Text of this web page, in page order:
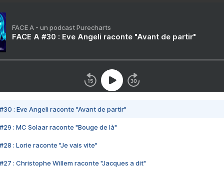
FACE A - un podcast Purecharts
FACE A #30 : Eve Angeli raconte "Avant de partir"
#30 : Eve Angeli raconte "Avant de partir"
#29 : MC Solaar raconte "Bouge de là"
#28 : Lorie raconte "Je vais vite"
#27 : Christophe Willem raconte "Jacques a dit"